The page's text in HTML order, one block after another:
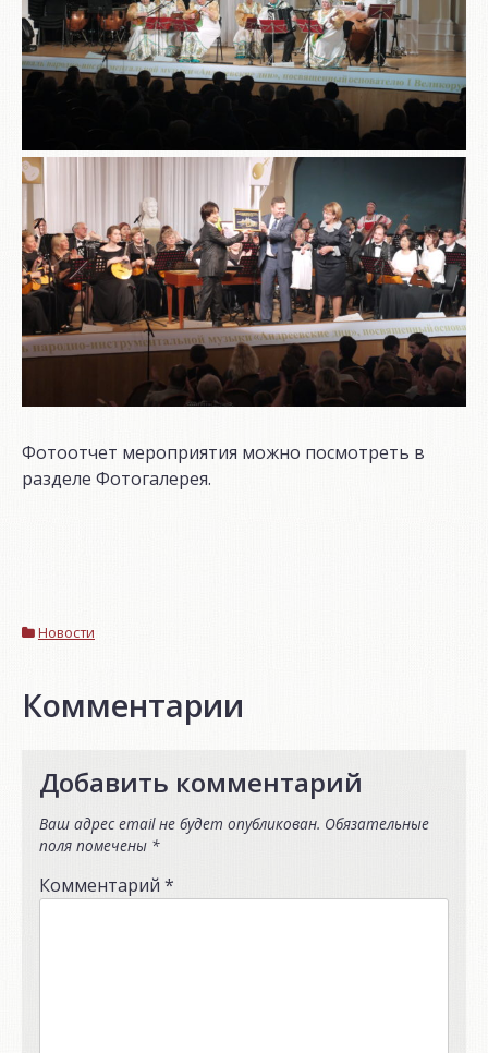
Фотоотчет мероприятия можно посмотреть в
разделе Фотогалерея.
Новости
Комментарии
Добавить комментарий
Ваш адрес email не будет опубликован. Обязательные
поля помечены *
Комментарий *